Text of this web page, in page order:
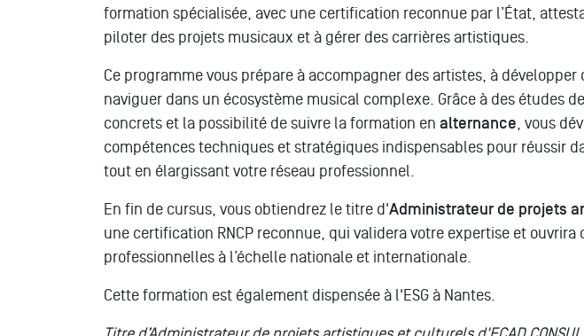
formation spécialisée, avec une certification reconnue par l’État,
piloter des projets musicaux et à gérer des carrières artistiques.
Ce programme vous prépare à accompagner des artistes, à
naviguer dans un écosystème musical complexe. Grâce à des études
concrets et la possibilité de suivre la formation en alternance, vous
compétences techniques et stratégiques indispensables pour réussir
tout en élargissant votre réseau professionnel.
En fin de cursus, vous obtiendrez le titre d'Administrateur de projets
une certification RNCP reconnue, qui validera votre expertise et ouvrira
professionnelles à l’échelle nationale et internationale.
Cette formation est également dispensée à l'ESG à Nantes.